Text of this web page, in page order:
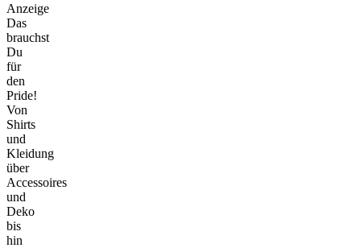
Anzeige
Das
brauchst
Du
für
den
Pride!
Von
Shirts
und
Kleidung
über
Accessoires
und
Deko
bis
hin